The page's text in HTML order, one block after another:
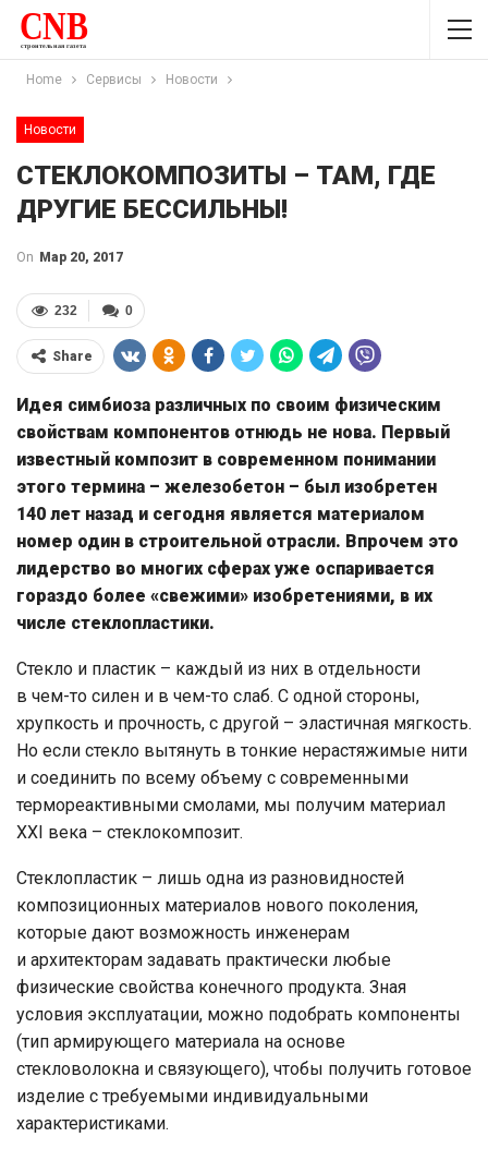
Home Сервисы Новости
Новости
СТЕКЛОКОМПОЗИТЫ – ТАМ, ГДЕ
ДРУГИЕ БЕССИЛЬНЫ!
On Мар 20, 2017
0
232
Share
Идея симбиоза различных по своим физическим
свойствам компонентов отнюдь не нова. Первый
известный композит в современном понимании
этого термина – железобетон – был изобретен
140 лет назад и сегодня является материалом
номер один в строительной отрасли. Впрочем это
лидерство во многих сферах уже оспаривается
гораздо более «свежими» изобретениями, в их
числе стеклопластики.
Стекло и пластик – каждый из них в отдельности
в чем-то силен и в чем-то слаб. С одной стороны,
хрупкость и прочность, с другой – эластичная мягкость.
Но если стекло вытянуть в тонкие нерастяжимые нити
и соединить по всему объему с современными
термореактивными смолами, мы получим материал
ХХI века – стеклокомпозит.
Стеклопластик – лишь одна из разновидностей
композиционных материалов нового поколения,
которые дают возможность инженерам
и архитекторам задавать практически любые
физические свойства конечного продукта. Зная
условия эксплуатации, можно подобрать компоненты
(тип армирующего материала на основе
стекловолокна и связующего), чтобы получить готовое
изделие с требуемыми индивидуальными
характеристиками.